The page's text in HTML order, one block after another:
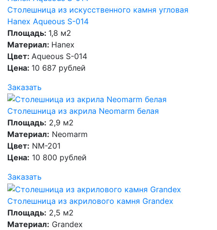
Столешница из искусственного камня угловая
Hanex Aqueous S-014
Площадь: 1,8 м2
Материал: Hanex
Цвет: Aqueous S-014
Цена: 10 687 рублей
Заказать
Столешница из акрила Neomarm белая
Площадь: 2,9 м2
Материал: Neomarm
Цвет: NM-201
Цена: 10 800 рублей
Заказать
Столешница из акрилового камня Grandex
Площадь: 2,5 м2
Материал: Grandex